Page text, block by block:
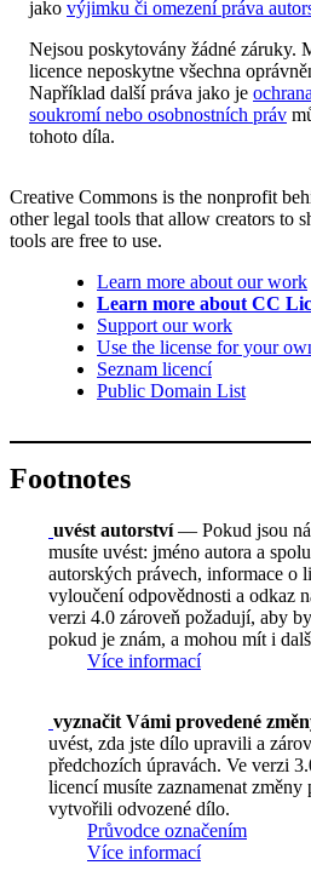
jako výjimku či omezení práva
Nejsou poskytovány žádné záruky.
licence neposkytne všechna
Například další práva jako je
soukromí nebo osobnostních práv
tohoto díla.
Creative Commons is the nonprofit
other legal tools that allow creators to
tools are free to use.
Learn more about our work
Learn more about CC
Support our work
Use the license for your
Seznam licencí
Public Domain List
Footnotes
uvést autorství— Pokud jsou
musíte uvést: jméno autora a
autorských právech, informace o
vyloučení odpovědnosti a odkaz
verzi 4.0 zároveň požadují, aby
pokud je znám, a mohou mít i
Více informací
vyznačit Vámi provedené
uvést, zda jste dílo upravili a
předchozích úpravách. Ve verzi
licencí musíte zaznamenat změny
vytvořili odvozené dílo.
Průvodce označením
Více informací